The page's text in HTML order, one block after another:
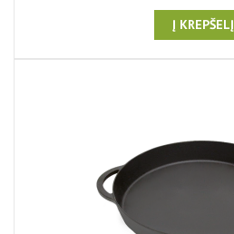
Į KREPŠELĮ